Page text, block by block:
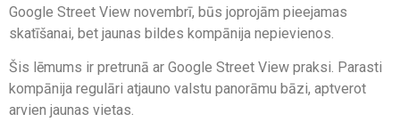
Google Street View novembrī, būs joprojām pieejamas
skatīšanai, bet jaunas bildes kompānija nepievienos.
Šis lēmums ir pretrunā ar Google Street View praksi. Parasti
kompānija regulāri atjauno valstu panorāmu bāzi, aptverot
arvien jaunas vietas.